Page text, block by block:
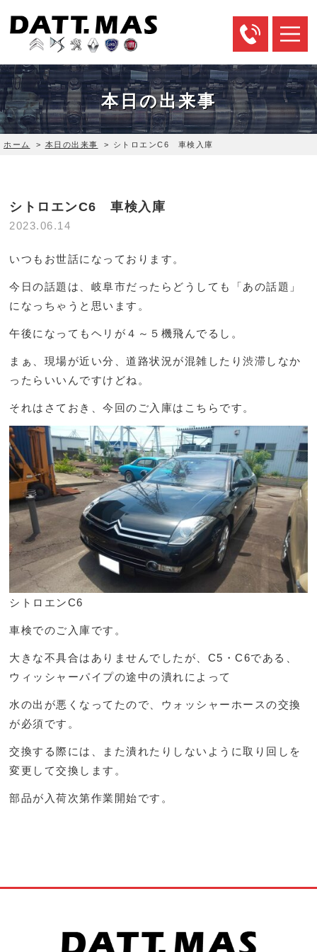
本日の出来事
ホーム > 本日の出来事 > シトロエンC6 車検入庫
シトロエンC6 車検入庫
2023.06.14
いつもお世話になっております。
今日の話題は、岐阜市だったらどうしても「あの話題」
になっちゃうと思います。
午後になってもヘリが４～５機飛んでるし。
まぁ、現場が近い分、道路状況が混雑したり渋滞しなか
ったらいいんですけどね。
それはさておき、今回のご入庫はこちらです。
シトロエンC6
車検でのご入庫です。
大きな不具合はありませんでしたが、C5・C6である、
ウィッシャーパイプの途中の潰れによって
水の出が悪くなってたので、ウォッシャーホースの交換
が必須です。
交換する際には、また潰れたりしないように取り回しを
変更して交換します。
部品が入荷次第作業開始です。